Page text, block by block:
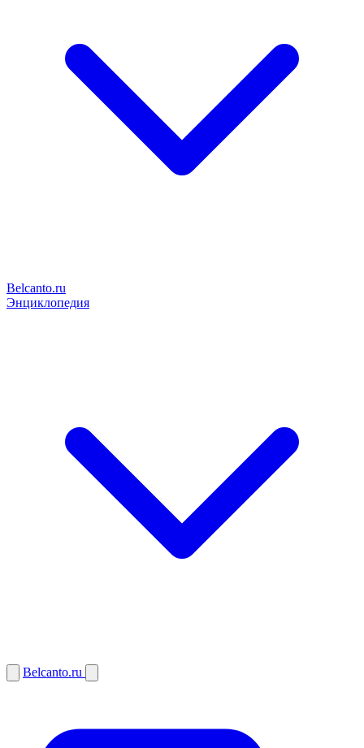
Belcanto.ru
Энциклопедия
Belcanto.ru